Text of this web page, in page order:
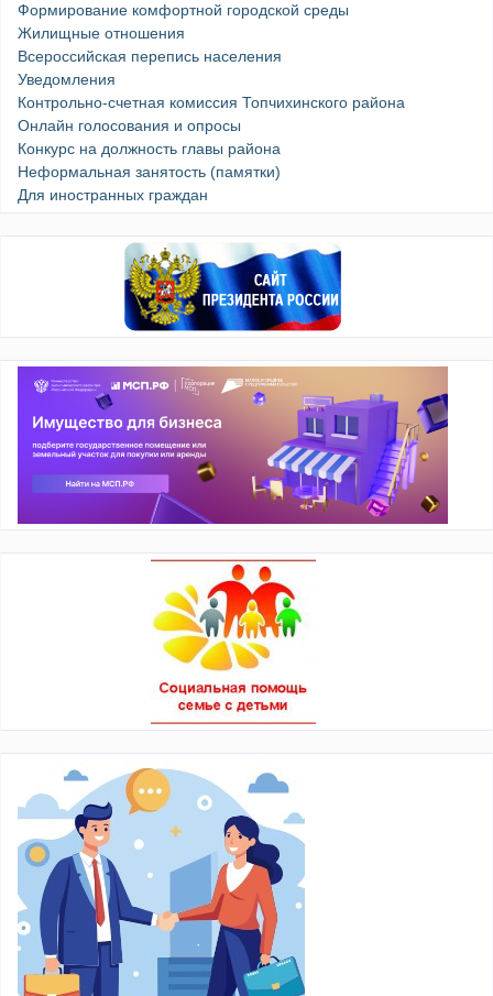
Формирование комфортной городской среды
Жилищные отношения
Всероссийская перепись населения
Уведомления
Контрольно-счетная комиссия Топчихинского района
Онлайн голосования и опросы
Конкурс на должность главы района
Неформальная занятость (памятки)
Для иностранных граждан